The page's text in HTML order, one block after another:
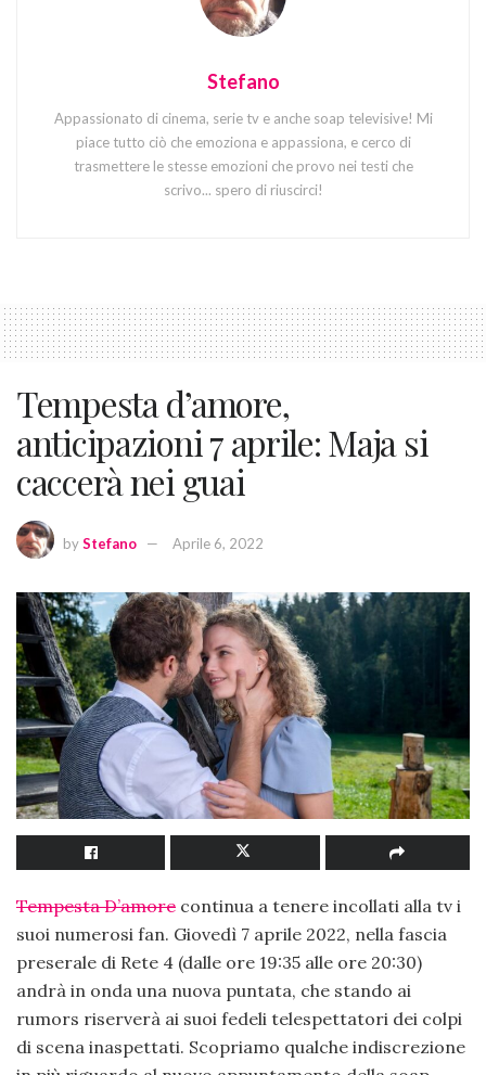
Stefano
Appassionato di cinema, serie tv e anche soap televisive! Mi
piace tutto ciò che emoziona e appassiona, e cerco di
trasmettere le stesse emozioni che provo nei testi che
scrivo... spero di riuscirci!
Tempesta d’amore,
anticipazioni 7 aprile: Maja si
caccerà nei guai
byStefano Aprile 6, 2022
Tempesta D’amore continua a tenere incollati alla tv i
suoi numerosi fan. Giovedì 7 aprile 2022, nella fascia
preserale di Rete 4 (dalle ore 19:35 alle ore 20:30)
andrà in onda una nuova puntata, che stando ai
rumors riserverà ai suoi fedeli telespettatori dei colpi
di scena inaspettati. Scopriamo qualche indiscrezione